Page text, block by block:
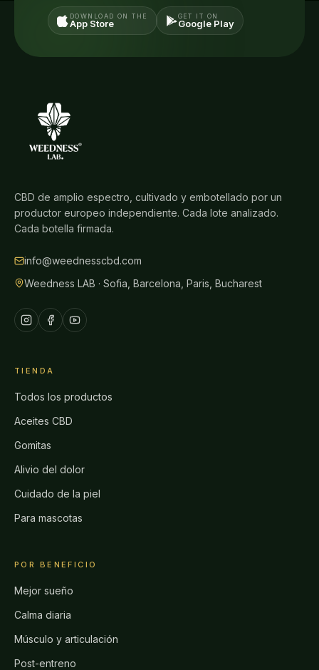
DOWNLOAD ON THE
App Store
GET IT ON
Google Play
CBD de amplio espectro, cultivado y embotellado por un
productor europeo independiente. Cada lote analizado.
Cada botella firmada.
info@weednesscbd.com
Weedness LAB · Sofia, Barcelona, Paris, Bucharest
TIENDA
Todos los productos
Aceites CBD
Gomitas
Alivio del dolor
Cuidado de la piel
Para mascotas
POR BENEFICIO
Mejor sueño
Calma diaria
Músculo y articulación
Post-entreno